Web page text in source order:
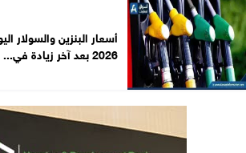
2026 بعد آخر زيادة في...